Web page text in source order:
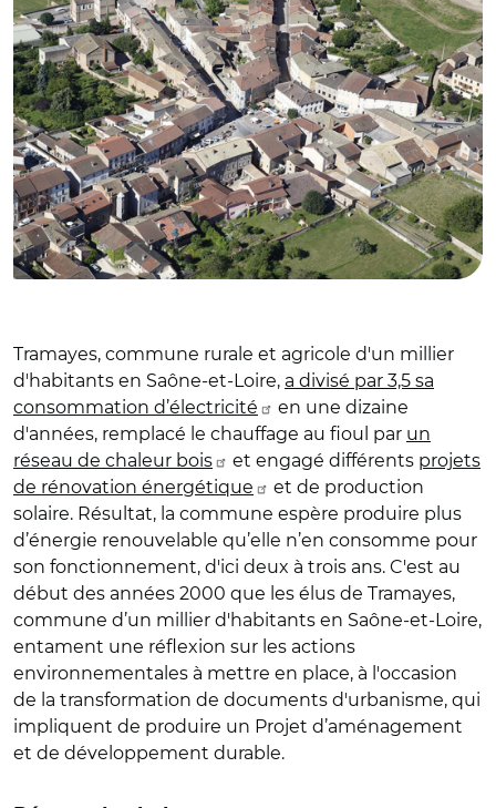
Tramayes, commune rurale et agricole d'un millier
d'habitants en Saône-et-Loire, a divisé par 3,5 sa
consommation d’électricité
en une dizaine
d'années, remplacé le chauffage au fioul par un
réseau de chaleur bois
et engagé différents projets
de rénovation énergétique
et de production
solaire. Résultat, la commune espère produire plus
d’énergie renouvelable qu’elle n’en consomme pour
son fonctionnement, d'ici deux à trois ans. C'est au
début des années 2000 que les élus de Tramayes,
commune d’un millier d'habitants en Saône-et-Loire,
entament une réflexion sur les actions
environnementales à mettre en place, à l'occasion
de la transformation de documents d'urbanisme, qui
impliquent de produire un Projet d’aménagement
et de développement durable.